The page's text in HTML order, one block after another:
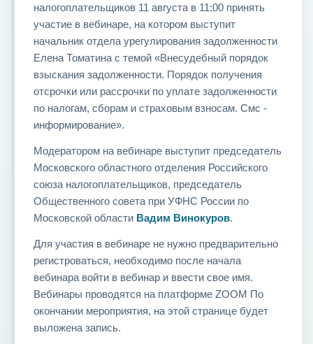
налогоплательщиков 11 августа в 11:00 принять
участие в вебинаре, на котором выступит
начальник отдела урегулирования задолженности
Елена Томатина с темой «Внесудебный порядок
взыскания задолженности. Порядок получения
отсрочки или рассрочки по уплате задолженности
по налогам, сборам и страховым взносам. Смс -
информирование».
Модератором на вебинаре выступит председатель
Московского областного отделения Российского
союза налогоплательщиков, председатель
Общественного совета при УФНС России по
Московской области Вадим Винокуров.
Для участия в вебинаре не нужно предварительно
регистроваться, необходимо после начала
вебинара войти в вебинар и ввести свое имя.
Вебинары проводятся на платформе ZOOM По
окончании мероприятия, на этой странице будет
выложена запись.